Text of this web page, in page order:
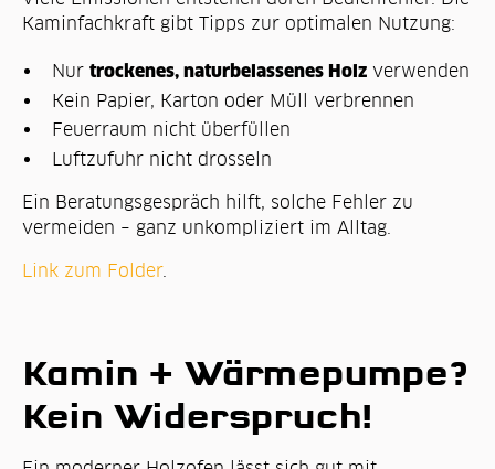
Kaminfachkraft gibt Tipps zur optimalen Nutzung:
Nurtrockenes, naturbelassenes Holz verwenden
Kein Papier, Karton oder Müll verbrennen
Feuerraum nicht überfüllen
Luftzufuhr nicht drosseln
Ein Beratungsgespräch hilft, solche Fehler zu
vermeiden – ganz unkompliziert im Alltag.
Link zum Folder.
Kamin + Wärmepumpe?
Kein Widerspruch!